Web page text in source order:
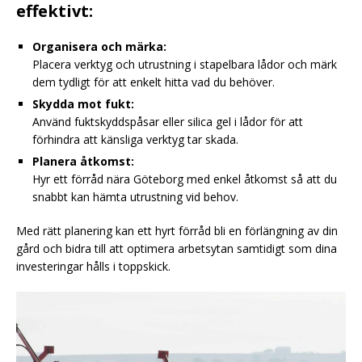
effektivt:
Organisera och märka:
Placera verktyg och utrustning i stapelbara lådor och märk
dem tydligt för att enkelt hitta vad du behöver.
Skydda mot fukt:
Använd fuktskyddspåsar eller silica gel i lådor för att
förhindra att känsliga verktyg tar skada.
Planera åtkomst:
Hyr ett förråd nära Göteborg med enkel åtkomst så att du
snabbt kan hämta utrustning vid behov.
Med rätt planering kan ett hyrt förråd bli en förlängning av din
gård och bidra till att optimera arbetsytan samtidigt som dina
investeringar hålls i toppskick.